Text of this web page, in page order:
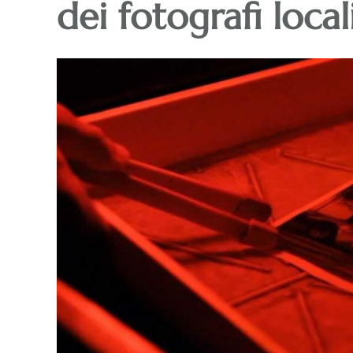
dei fotografi